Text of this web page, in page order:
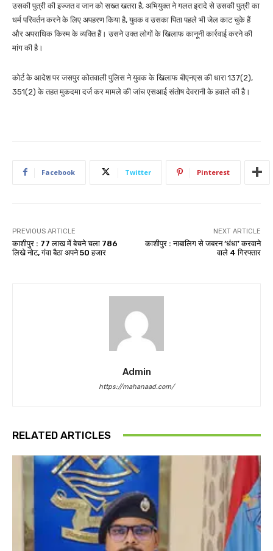
उसकी पुत्री की इज्जत व जान को सख्त खतरा है, अभियुक्त ने गलत इरादे से उसकी पुत्री का
धर्म परिवर्तन करने के लिए अपहरण किया है, युवक व उसका पिता पहले भी जेल काट चुके हैं
और अपराधिक किस्म के व्यक्ति हैं। उसने उक्त लोगों के खिलाफ कानूनी कार्रवाई करने की
मांग की है।
कोर्ट के आदेश पर जसपुर कोतवाली पुलिस ने युवक के खिलाफ बीएनएस की धारा 137(2),
351(2) के तहत मुकदमा दर्ज कर मामले की जांच एसआई संतोष देवरानी के हवाले की है।
Facebook Twitter Pinterest
PREVIOUS ARTICLE
काशीपुर : 77 लाख में बेचने चला 786
लिखे नोट, गंवा बैठा अपने 50 हजार
NEXT ARTICLE
काशीपुर : नाबालिग से जबरन ‘धंधा’ करवाने
वाले 4 गिरफ्तार
Admin
https://mahanaad.com/
RELATED ARTICLES